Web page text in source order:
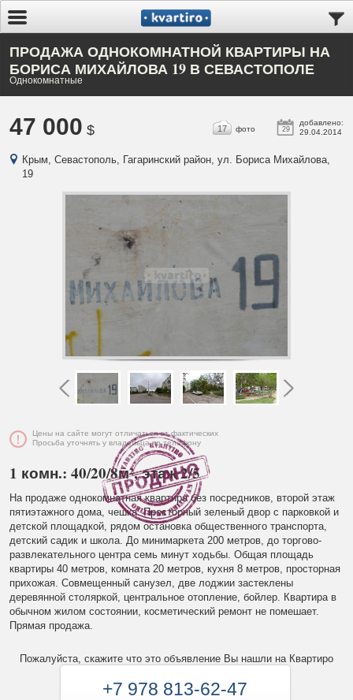
ПРОДАЖА ОДНОКОМНАТНОЙ КВАРТИРЫ НА
БОРИСА МИХАЙЛОВА 19 В СЕВАСТОПОЛЕ
Однокомнатные
47 000 $ 29
добавлено:
29.04.2014
17 фото
Крым, Севастополь, Гагаринский район, ул. Бориса Михайлова,
19
Цены на сайте могут отличаться от фактических
Просьба уточнять у владельца по телефону
1 комн.: 40/20/8м², этаж 2/5
На продаже однокомнатная квартира без посредников, второй этаж
пятиэтажного дома, чешка. Просторный зеленый двор с парковкой и
детской площадкой, рядом остановка общественного транспорта,
детский садик и школа. До минимаркета 200 метров, до торгово-
развлекательного центра семь минут ходьбы. Общая площадь
квартиры 40 метров, комната 20 метров, кухня 8 метров, просторная
прихожая. Совмещенный санузел, две лоджии застеклены
деревянной столяркой, центральное отопление, бойлер. Квартира в
обычном жилом состоянии, косметический ремонт не помешает.
Прямая продажа.
Пожалуйста, скажите что это объявление Вы нашли на Квартиро
+7 978 813-62-47